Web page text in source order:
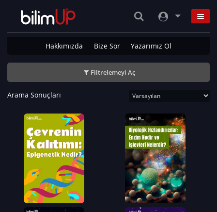
Hakkımızda Bize Sor Yazarımız Ol
Filtrelemeyi Aç
Arama Sonuçları